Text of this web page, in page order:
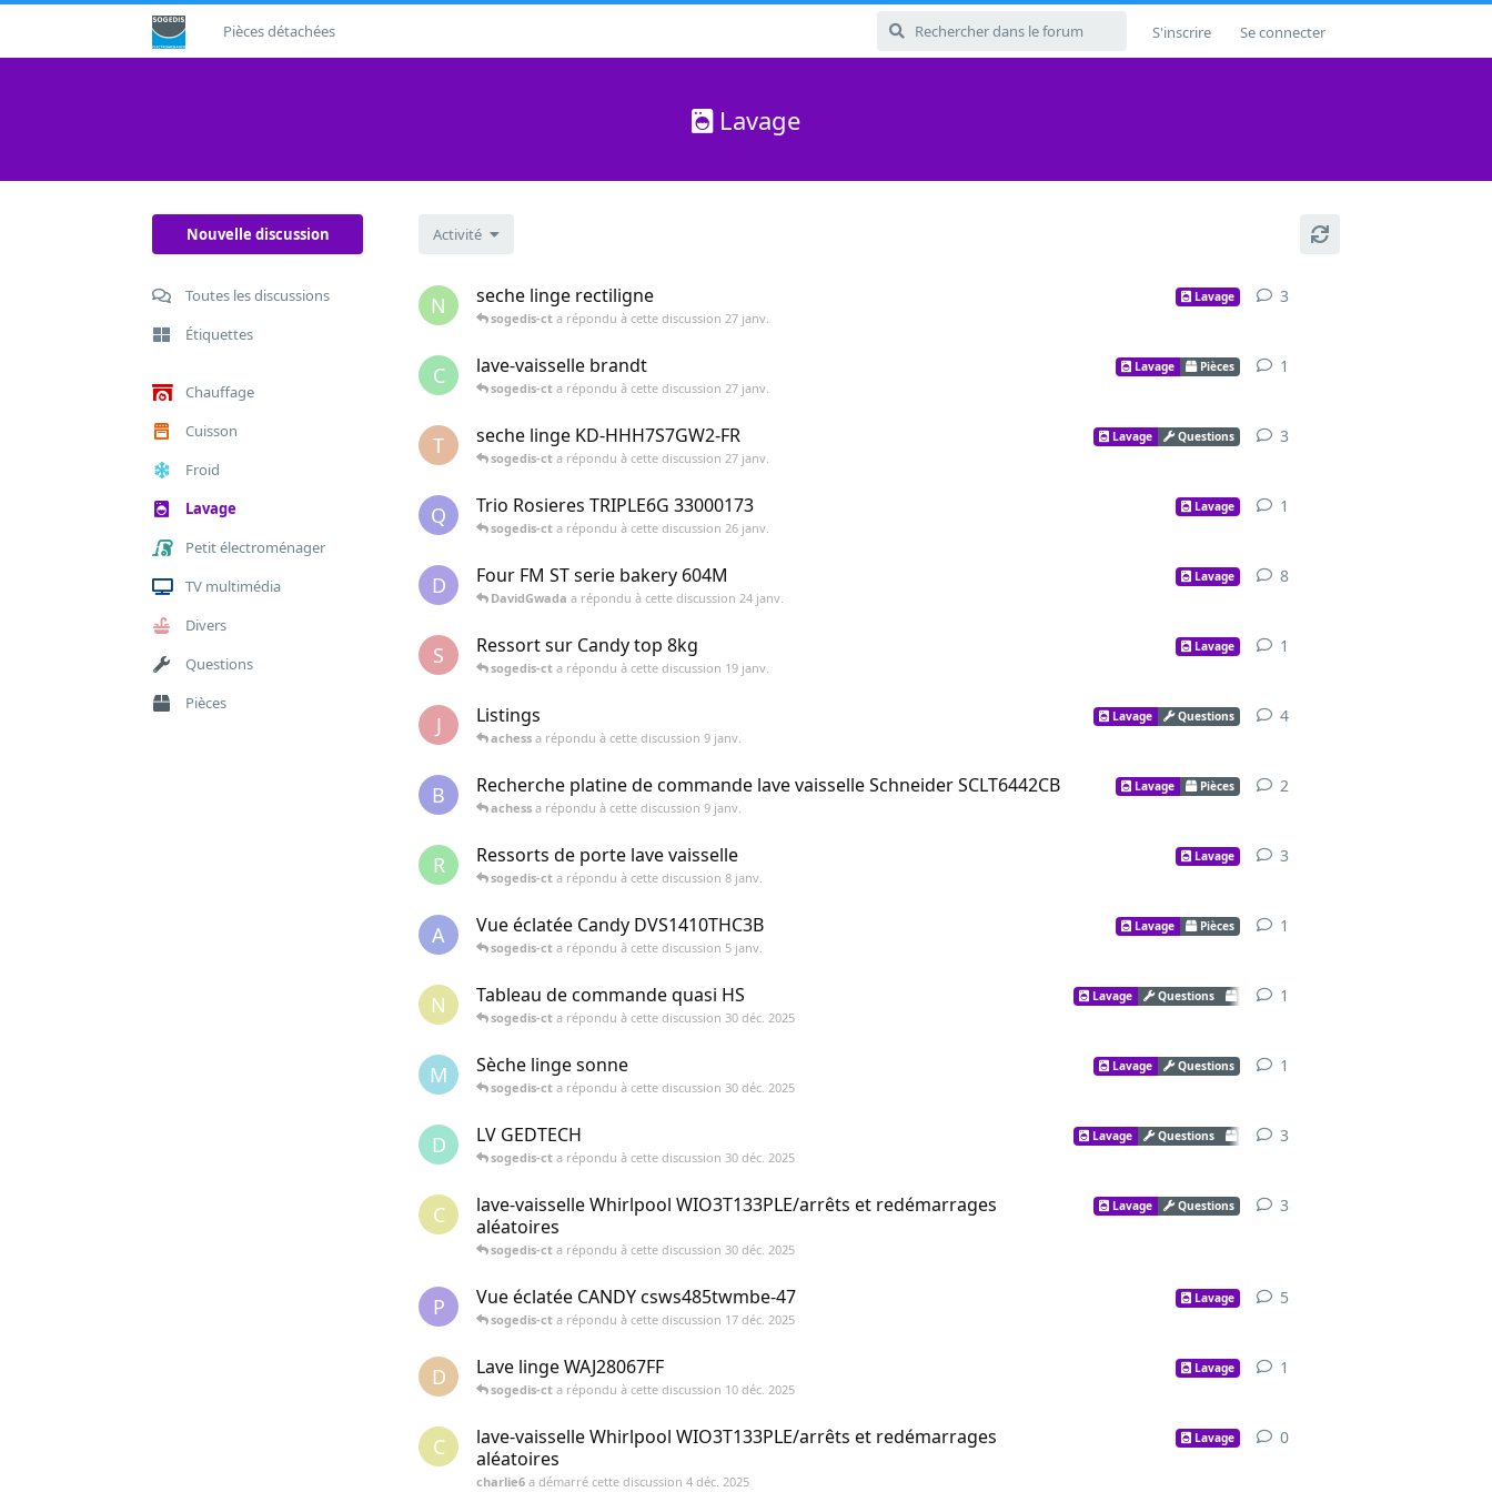
Pièces détachées S'inscrire Se connecter
Lavage
Nouvelle discussion
Toutes les discussions
Étiquettes
Chauffage
Cuisson
Froid
Lavage
Petit électroménager
TV multimédia
Divers
Questions
Pièces
Activité
N seche linge rectiligne Lavage
sogedis-ct a répondu à cette discussion 27 janv.
3
C lave-vaisselle brandt Lavage Pièces
sogedis-ct a répondu à cette discussion 27 janv.
1
T seche linge KD-HHH7S7GW2-FR Lavage Questions
sogedis-ct a répondu à cette discussion 27 janv.
3
Q Trio Rosieres TRIPLE6G 33000173 Lavage
sogedis-ct a répondu à cette discussion 26 janv.
1
D Four FM ST serie bakery 604M Lavage
DavidGwada a répondu à cette discussion 24 janv.
8
S Ressort sur Candy top 8kg Lavage
sogedis-ct a répondu à cette discussion 19 janv.
1
J Listings Lavage Questions
achess a répondu à cette discussion 9 janv.
4
B Recherche platine de commande lave vaisselle Schneider SCLT6442CB Lavage Pièces
achess a répondu à cette discussion 9 janv.
2
R Ressorts de porte lave vaisselle Lavage
sogedis-ct a répondu à cette discussion 8 janv.
3
A Vue éclatée Candy DVS1410THC3B Lavage Pièces
sogedis-ct a répondu à cette discussion 5 janv.
1
N Tableau de commande quasi HS Lavage Questions Pièces
sogedis-ct a répondu à cette discussion 30 déc. 2025
1
M Sèche linge sonne Lavage Questions
sogedis-ct a répondu à cette discussion 30 déc. 2025
1
D LV GEDTECH Lavage Questions Pièces
sogedis-ct a répondu à cette discussion 30 déc. 2025
3
C
lave-vaisselle Whirlpool WIO3T133PLE/arrêts et redémarrages
aléatoires
Lavage Questions
sogedis-ct a répondu à cette discussion 30 déc. 2025
3
P Vue éclatée CANDY csws485twmbe-47 Lavage
sogedis-ct a répondu à cette discussion 17 déc. 2025
5
D Lave linge WAJ28067FF Lavage
sogedis-ct a répondu à cette discussion 10 déc. 2025
1
C
lave-vaisselle Whirlpool WIO3T133PLE/arrêts et redémarrages
aléatoires
Lavage
charlie6 a démarré cette discussion 4 déc. 2025
0